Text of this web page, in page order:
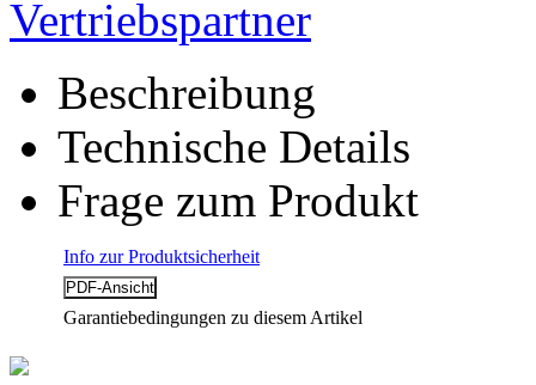
Vertriebspartner
Beschreibung
Technische Details
Frage zum Produkt
Info zur Produktsicherheit
Garantiebedingungen zu diesem Artikel